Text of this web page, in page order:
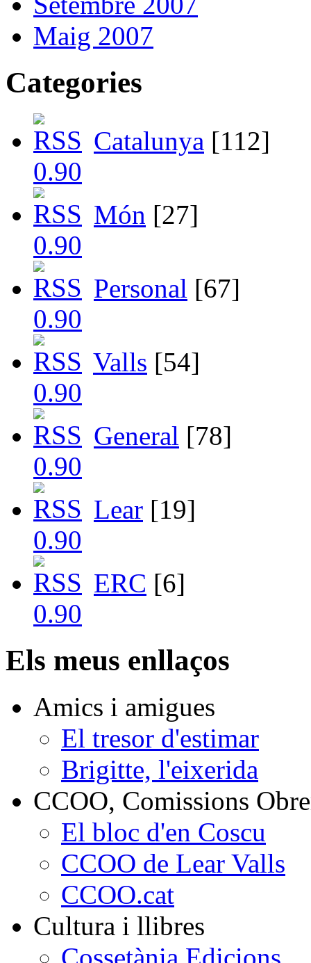
Maig 2007
Categories
Catalunya [112]
Món [27]
Personal [67]
Valls [54]
General [78]
Lear [19]
ERC [6]
Els meus enllaços
Amics i amigues
El tresor d'estimar
Brigitte, l'eixerida
CCOO, Comissions
El bloc d'en Coscu
CCOO de Lear Valls
CCOO.cat
Cultura i llibres
Cossetània Edicions